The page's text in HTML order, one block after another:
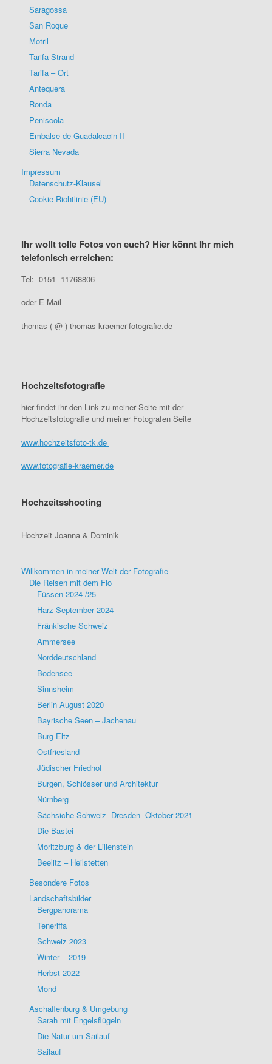
Saragossa
San Roque
Motril
Tarifa-Strand
Tarifa – Ort
Antequera
Ronda
Peniscola
Embalse de Guadalcacin II
Sierra Nevada
Impressum
Datenschutz-Klausel
Cookie-Richtlinie (EU)
Ihr wollt tolle Fotos von euch? Hier könnt Ihr mich
telefonisch erreichen:
Tel: 0151- 11768806
oder E-Mail
thomas ( @ ) thomas-kraemer-fotografie.de
Hochzeitsfotografie
hier findet ihr den Link zu meiner Seite mit der
Hochzeitsfotografie und meiner Fotografen Seite
www.hochzeitsfoto-tk.de
www.fotografie-kraemer.de
Hochzeitsshooting
Hochzeit Joanna & Dominik
Willkommen in meiner Welt der Fotografie
Die Reisen mit dem Flo
Füssen 2024 /25
Harz September 2024
Fränkische Schweiz
Ammersee
Norddeutschland
Bodensee
Sinnsheim
Berlin August 2020
Bayrische Seen – Jachenau
Burg Eltz
Ostfriesland
Jüdischer Friedhof
Burgen, Schlösser und Architektur
Nürnberg
Sächsiche Schweiz- Dresden- Oktober 2021
Die Bastei
Moritzburg & der Lilienstein
Beelitz – Heilstetten
Besondere Fotos
Landschaftsbilder
Bergpanorama
Teneriffa
Schweiz 2023
Winter – 2019
Herbst 2022
Mond
Aschaffenburg & Umgebung
Sarah mit Engelsflügeln
Die Natur um Sailauf
Sailauf